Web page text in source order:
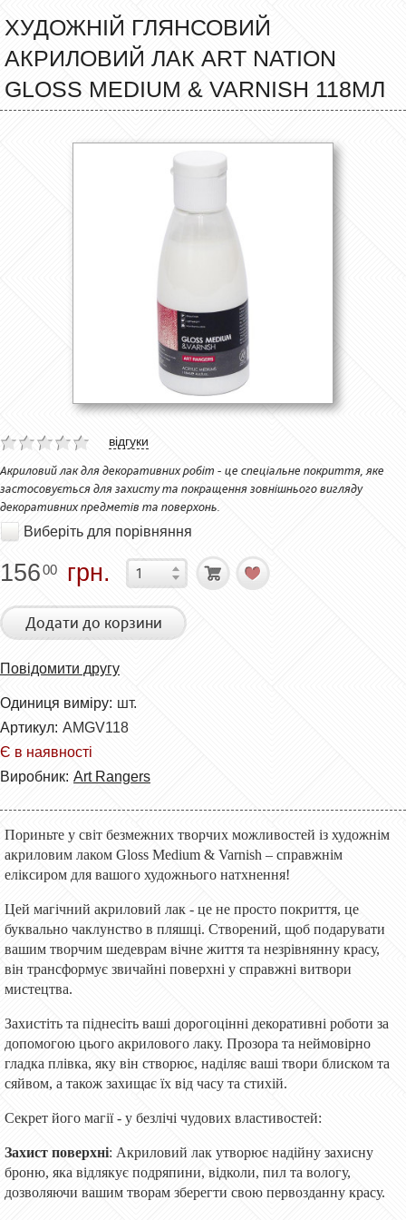
ХУДОЖНІЙ ГЛЯНСОВИЙ
АКРИЛОВИЙ ЛАК ART NATION
GLOSS MEDIUM & VARNISH 118МЛ
відгуки
Акриловий лак для декоративних робіт - це спеціальне покриття, яке
застосовується для захисту та покращення зовнішнього вигляду
декоративних предметів та поверхонь.
Виберіть для порівняння
15600 грн.
Додати до корзини
Повідомити другу
Одиниця виміру: шт.
Артикул: AMGV118
Є в наявності
Виробник: Art Rangers
Пориньте у світ безмежних творчих можливостей із художнім
акриловим лаком Gloss Medium & Varnish – справжнім
еліксиром для вашого художнього натхнення!
Цей магічний акриловий лак - це не просто покриття, це
буквально чаклунство в пляшці. Створений, щоб подарувати
вашим творчим шедеврам вічне життя та незрівнянну красу,
він трансформує звичайні поверхні у справжні витвори
мистецтва.
Захистіть та піднесіть ваші дорогоцінні декоративні роботи за
допомогою цього акрилового лаку. Прозора та неймовірно
гладка плівка, яку він створює, наділяє ваші твори блиском та
сяйвом, а також захищає їх від часу та стихій.
Секрет його магії - у безлічі чудових властивостей:
Захист поверхні: Акриловий лак утворює надійну захисну
броню, яка відлякує подряпини, відколи, пил та вологу,
дозволяючи вашим творам зберегти свою первозданну красу.